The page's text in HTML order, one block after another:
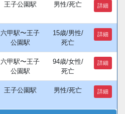
王子公園駅 男性/死亡 詳細
六甲駅〜王子
公園駅
15歳/男性/
死亡
詳細
六甲駅〜王子
公園駅
94歳/女性/
死亡
詳細
王子公園駅 男性/死亡 詳細